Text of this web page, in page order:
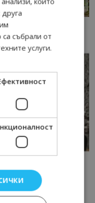
събрали от
услуги.